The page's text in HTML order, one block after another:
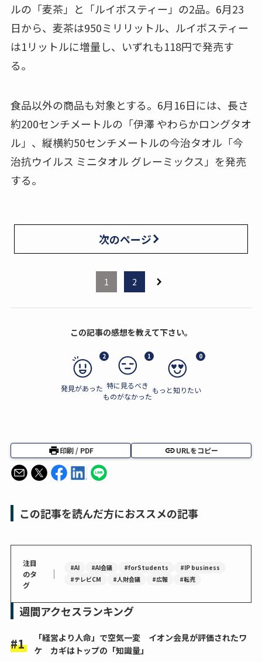
ルの「麦茶」と「ルイボスティー」の2品。6月23
日から、麦茶は950ミリリットル、ルイボスティー
は1リットルに増量し、いずれも118円で発売す
る。
食品以外の商品も対象とする。6月16日には、長さ
約200センチメートルの「伊澤 やわらかロングタオ
ル」、縦横約50センチメートルの今治タオル「今
治抗ウイルス ミニタオル グレーミックス」を発売
する。
次のページ
1 2
この記事の感想を教えて下さい。
2
発見があった
1
特に見るべき
ものがなかった
0
もっと知りたい
印刷 / PDF URLをコピー
この記事を読んだ方におススメの記事
注目
のタ
グ
｜ #AI #AI会議 #forStudents
#IP business
#テレビCM
#人財会議 #広報 #転売
週間アクセスランキング
「経営より人命」で空気一変 イオン会見が評価されたワ
ケ カギはトップの「知識量」